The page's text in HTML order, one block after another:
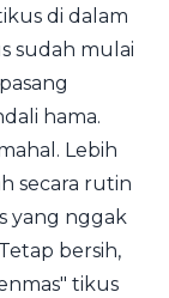
di dalam
sudah mulai
hama.
Lebih
secara rutin
yang nggak
bersih,
tikus